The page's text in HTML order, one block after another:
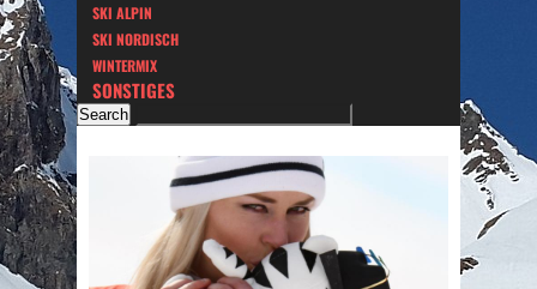
SKI ALPIN
SKI NORDISCH
WINTERMIX
SONSTIGES